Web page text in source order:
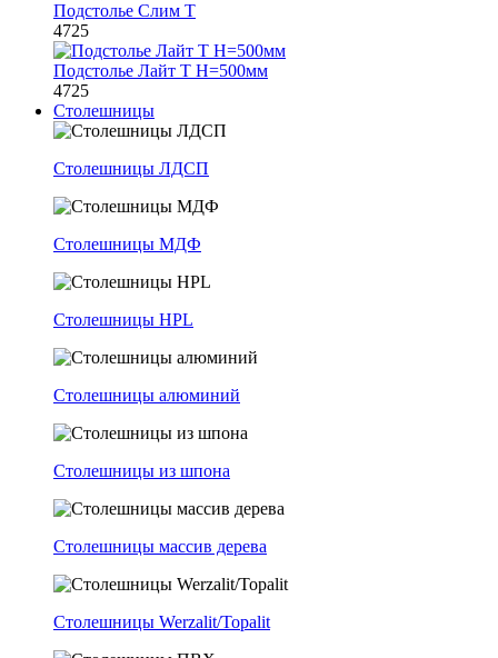
Подстолье Слим Т
4725
Подстолье Лайт Т H=500мм
4725
Столешницы
Столешницы ЛДСП
Столешницы МДФ
Столешницы HPL
Столешницы алюминий
Столешницы из шпона
Столешницы массив дерева
Столешницы Werzalit/Topalit